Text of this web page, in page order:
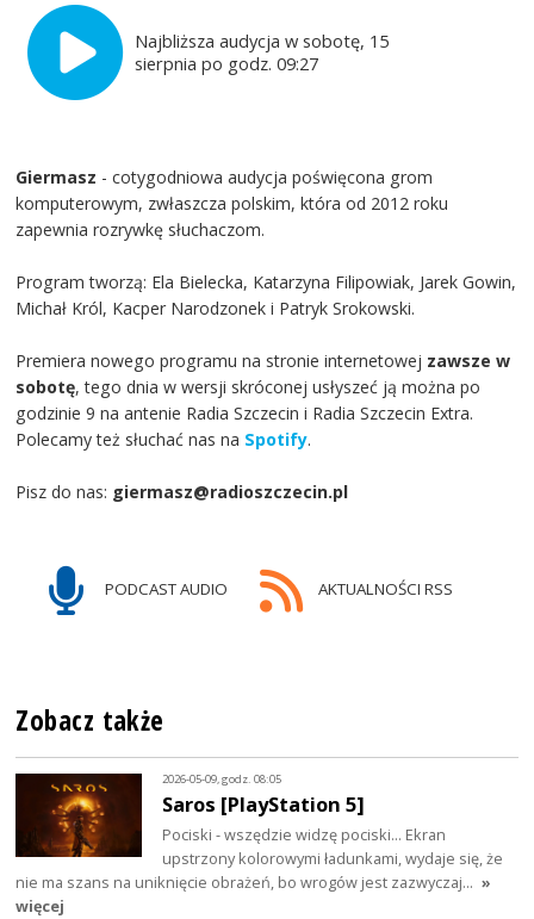
Najbliższa audycja w sobotę, 15
sierpnia po godz. 09:27
Giermasz - cotygodniowa audycja poświęcona grom
komputerowym, zwłaszcza polskim, która od 2012 roku
zapewnia rozrywkę słuchaczom.
Program tworzą: Ela Bielecka, Katarzyna Filipowiak, Jarek Gowin,
Michał Król, Kacper Narodzonek i Patryk Srokowski.
Premiera nowego programu na stronie internetowej zawsze w
sobotę, tego dnia w wersji skróconej usłyszeć ją można po
godzinie 9 na antenie Radia Szczecin i Radia Szczecin Extra.
Polecamy też słuchać nas na Spotify.
Pisz do nas: giermasz@radioszczecin.pl
PODCAST AUDIO AKTUALNOŚCI RSS
Zobacz także
2026-05-09, godz. 08:05
Saros [PlayStation 5]
Pociski - wszędzie widzę pociski... Ekran
upstrzony kolorowymi ładunkami, wydaje się, że
nie ma szans na uniknięcie obrażeń, bo wrogów jest zazwyczaj… »
więcej